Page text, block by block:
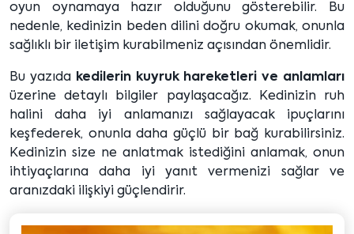
oyun oynamaya hazır olduğunu gösterebilir. Bu
nedenle, kedinizin beden dilini doğru okumak, onunla
sağlıklı bir iletişim kurabilmeniz açısından önemlidir.
Bu yazıda kedilerin kuyruk hareketleri ve anlamları
üzerine detaylı bilgiler paylaşacağız. Kedinizin ruh
halini daha iyi anlamanızı sağlayacak ipuçlarını
keşfederek, onunla daha güçlü bir bağ kurabilirsiniz.
Kedinizin size ne anlatmak istediğini anlamak, onun
ihtiyaçlarına daha iyi yanıt vermenizi sağlar ve
aranızdaki ilişkiyi güçlendirir.